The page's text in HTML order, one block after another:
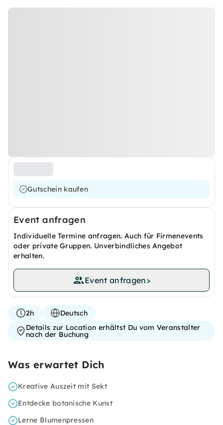
Gutschein kaufen
Event anfragen
Individuelle Termine anfragen. Auch für Firmenevents
oder private Gruppen. Unverbindliches Angebot
erhalten.
Event anfragen>
2h
Deutsch
Details zur Location erhältst Du vom Veranstalter
nach der Buchung
Was erwartet Dich
Kreative Auszeit mit Sekt
Entdecke botanische Kunst
Lerne Blumenpressen